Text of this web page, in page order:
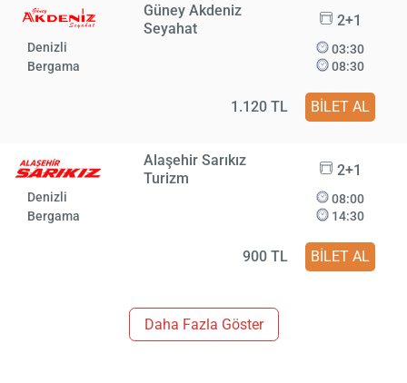
Güney Akdeniz
Seyahat
2+1
Denizli
Bergama
03:30
08:30
1.120 TL BİLET AL
Alaşehir Sarıkız
Turizm
2+1
Denizli
Bergama
08:00
14:30
900 TL BİLET AL
Daha Fazla Göster